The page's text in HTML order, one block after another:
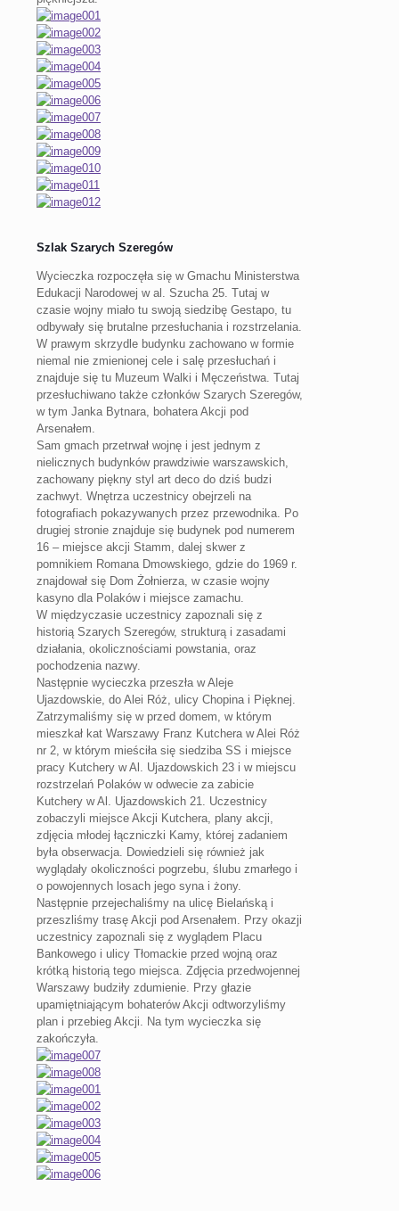
Szlak Szarych Szeregów
Wycieczka rozpoczęła się w Gmachu Ministerstwa
Edukacji Narodowej w al. Szucha 25. Tutaj w
czasie wojny miało tu swoją siedzibę Gestapo, tu
odbywały się brutalne przesłuchania i rozstrzelania.
W prawym skrzydle budynku zachowano w formie
niemal nie zmienionej cele i salę przesłuchań i
znajduje się tu Muzeum Walki i Męczeństwa. Tutaj
przesłuchiwano także członków Szarych Szeregów,
w tym Janka Bytnara, bohatera Akcji pod
Arsenałem.
Sam gmach przetrwał wojnę i jest jednym z
nielicznych budynków prawdziwie warszawskich,
zachowany piękny styl art deco do dziś budzi
zachwyt. Wnętrza uczestnicy obejrzeli na
fotografiach pokazywanych przez przewodnika. Po
drugiej stronie znajduje się budynek pod numerem
16 – miejsce akcji Stamm, dalej skwer z
pomnikiem Romana Dmowskiego, gdzie do 1969 r.
znajdował się Dom Żołnierza, w czasie wojny
kasyno dla Polaków i miejsce zamachu.
W międzyczasie uczestnicy zapoznali się z
historią Szarych Szeregów, strukturą i zasadami
działania, okolicznościami powstania, oraz
pochodzenia nazwy.
Następnie wycieczka przeszła w Aleje
Ujazdowskie, do Alei Róż, ulicy Chopina i Pięknej.
Zatrzymaliśmy się w przed domem, w którym
mieszkał kat Warszawy Franz Kutchera w Alei Róż
nr 2, w którym mieściła się siedziba SS i miejsce
pracy Kutchery w Al. Ujazdowskich 23 i w miejscu
rozstrzelań Polaków w odwecie za zabicie
Kutchery w Al. Ujazdowskich 21. Uczestnicy
zobaczyli miejsce Akcji Kutchera, plany akcji,
zdjęcia młodej łączniczki Kamy, której zadaniem
była obserwacja. Dowiedzieli się również jak
wyglądały okoliczności pogrzebu, ślubu zmarłego i
o powojennych losach jego syna i żony.
Następnie przejechaliśmy na ulicę Bielańską i
przeszliśmy trasę Akcji pod Arsenałem. Przy okazji
uczestnicy zapoznali się z wyglądem Placu
Bankowego i ulicy Tłomackie przed wojną oraz
krótką historią tego miejsca. Zdjęcia przedwojennej
Warszawy budziły zdumienie. Przy głazie
upamiętniającym bohaterów Akcji odtworzyliśmy
plan i przebieg Akcji. Na tym wycieczka się
zakończyła.